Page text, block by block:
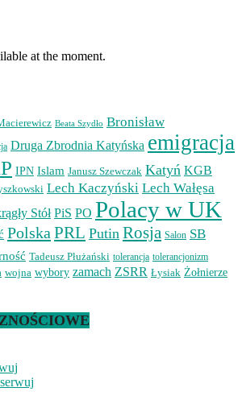
at the moment.
Beata Szydło Bronisław
Druga Zbrodnia Katyńska emigracja
IPN Islam Janusz Szewczak Katyń KGB
Lech Kaczyński Lech Wałęsa
Stół PiS PO Polacy w UK
Polska PRL Putin Rosja Salon SB
Tadeusz Płużański tolerancja tolerancjonizm
wojna wybory zamach ZSRR Łysiak Żołnierze